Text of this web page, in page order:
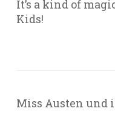
It’s a kind of
Kids!
Miss Austen und